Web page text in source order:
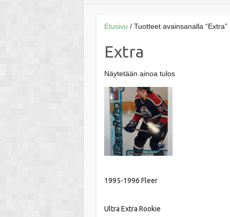
Etusivu / Tuotteet avainsanalla “Extra”
Extra
Näytetään ainoa tulos
1995-1996 Fleer
Ultra Extra Rookie